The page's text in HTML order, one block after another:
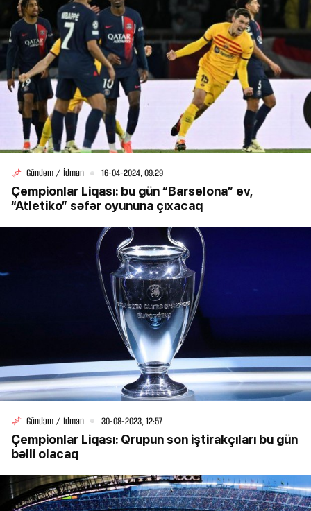
Gündəm / İdman 16-04-2024, 09:29
Çempionlar Liqası: bu gün “Barselona” ev,
“Atletiko” səfər oyununa çıxacaq
Gündəm / İdman 30-08-2023, 12:57
Çempionlar Liqası: Qrupun son iştirakçıları bu gün
bəlli olacaq